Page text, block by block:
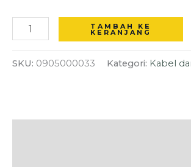
TAMBAH KE
KERANJANG
SKU: 0905000033 Kategori: Kabel